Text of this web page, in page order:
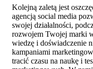
Kolejną zaletą jest
agencją social media
swojej działalności,
rozwojem Twojej ⁣marki
wiedzę i‍ doświadczenie
kampaniami
tracić⁣ czasu na naukę i